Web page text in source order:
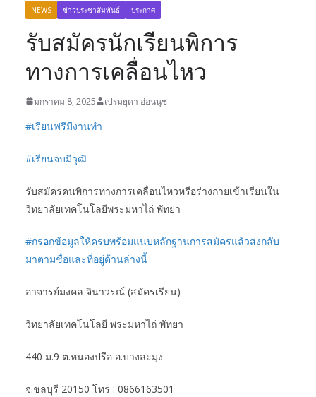
NEWS ข่าวประชาสัมพันธ์ ประกาศ
รับสมัครนักเรียนพิการ
ทางการเคลื่อนไหว
มกราคม 8, 2025 เปรมยุดา อ่อนนุช
#เรียนฟรีมีงานทำ
#เรียนจบมีวุฒิ
รับสมัครคนพิการทางการเคลื่อนไหวหรือร่างกายเข้าเรียนใน
วิทยาลัยเทคโนโลยีพระมหาไถ่ พัทยา
#กรอกข้อมูลให้ครบพร้อมแนบหลักฐานการสมัครแล้วส่งกลับ
มาตามชื่อและที่อยู่ด้านล่างนี้
อาจารย์มงคล จินาวรณ์ (สมัครเรียน)
วิทยาลัยเทคโนโลยี พระมหาไถ่ พัทยา
440 ม.9 ต.หนองปรือ อ.บางละมุง
จ.ชลบุรี 20150 โทร : 0866163501